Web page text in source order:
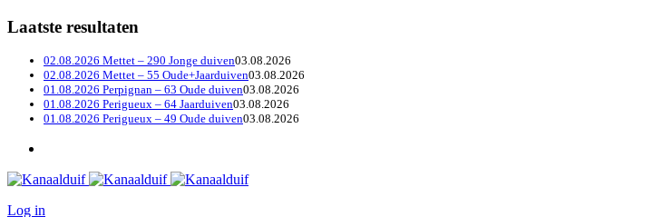
Laatste resultaten
02.08.2026 Mettet – 290 Jonge duiven03.08.2026
02.08.2026 Mettet – 55 Oude+Jaarduiven03.08.2026
01.08.2026 Perpignan – 63 Oude duiven03.08.2026
01.08.2026 Perigueux – 64 Jaarduiven03.08.2026
01.08.2026 Perigueux – 49 Oude duiven03.08.2026
Log in